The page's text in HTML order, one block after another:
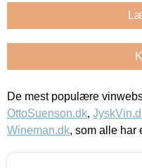
De mest populære
OttoSuenson.dk,
Wineman.dk, som alle har